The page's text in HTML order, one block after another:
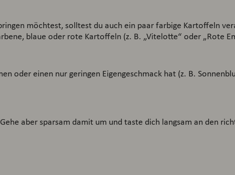
möchtest, solltest du auch ein paar farbige Kartoffeln
blaue oder rote Kartoffeln (z. B. „Vitelotte“ oder „Rote
oder einen nur geringen Eigengeschmack hat (z. B.
aber sparsam damit um und taste dich langsam an den